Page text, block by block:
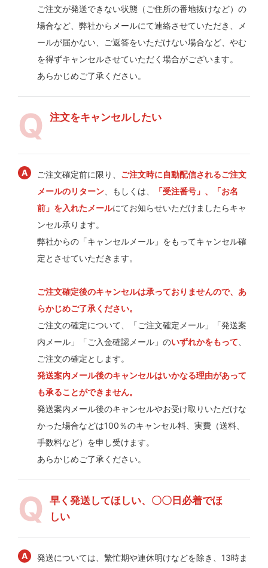
ご注文が発送できない状態（ご住所の番地抜けなど）の
場合など、弊社からメールにて連絡させていただき、メ
ールが届かない、ご返答をいただけない場合など、やむ
を得ずキャンセルさせていただく場合がございます。
あらかじめご了承ください。
注文をキャンセルしたい
ご注文確定前に限り、 ご注文時に自動配信されるご注文
メールのリターン 、もしくは、
「受注番号」、「お名
前」を入れたメールにてお知らせいただけましたらキャ
ンセル承ります。
弊社からの「キャンセルメール」をもってキャンセル確
定とさせていただきます。
ご注文確定後のキャンセルは承っておりませんので、あ
らかじめご了承ください。
ご注文の確定について、「ご注文確定メール」「発送案
内メール」「ご入金確認メール」のいずれかをもって
ご注文の確定とします。
発送案内メール後のキャンセルはいかなる理由があって
も承ることができません。
発送案内メール後のキャンセルやお受け取りいただけな
かった場合などは100％のキャンセル料、実費（送料、
手数料など）を申し受けます。
あらかじめご了承ください。
早く発送してほしい、〇〇日必着でほ
しい
発送については、繁忙期や連休明けなどを除き、13時ま